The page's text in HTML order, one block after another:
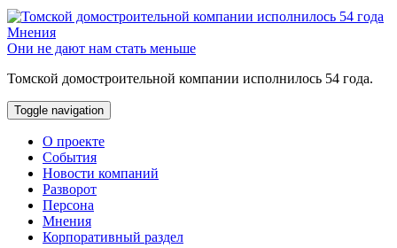
Мнения
Они не дают нам стать меньше
Томской домостроительной компании исполнилось 54 года.
Toggle navigation
О проекте
События
Новости компаний
Разворот
Персона
Мнения
Корпоративный раздел